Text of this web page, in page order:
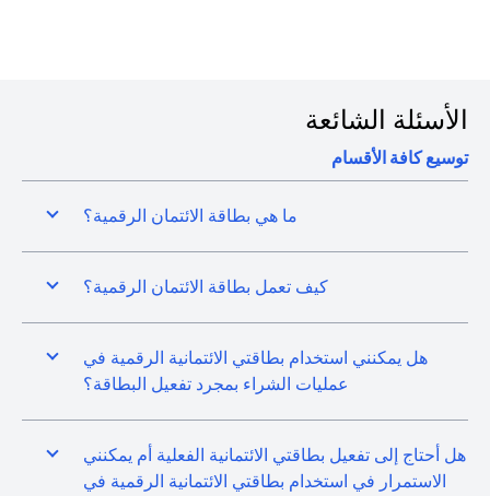
الأسئلة الشائعة
توسيع كافة الأقسام
ما هي بطاقة الائتمان الرقمية؟
كيف تعمل بطاقة الائتمان الرقمية؟
هل يمكنني استخدام بطاقتي الائتمانية الرقمية في
عمليات الشراء بمجرد تفعيل البطاقة؟
هل أحتاج إلى تفعيل بطاقتي الائتمانية الفعلية أم يمكنني
الاستمرار في استخدام بطاقتي الائتمانية الرقمية في